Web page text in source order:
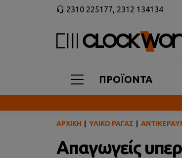
2310 225177, 2312 134134
ΠΡΟΪΟΝΤΑ
ΑΡΧΙΚΉ ΥΛΙΚΌ ΡΆΓΑΣ
Απαγωγείς